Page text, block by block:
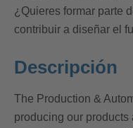
¿Quieres formar parte
contribuir a diseñar el
Descripción
The Production &
producing our products